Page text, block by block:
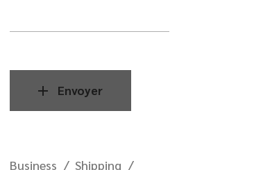
Envoyer
Business
Shipping